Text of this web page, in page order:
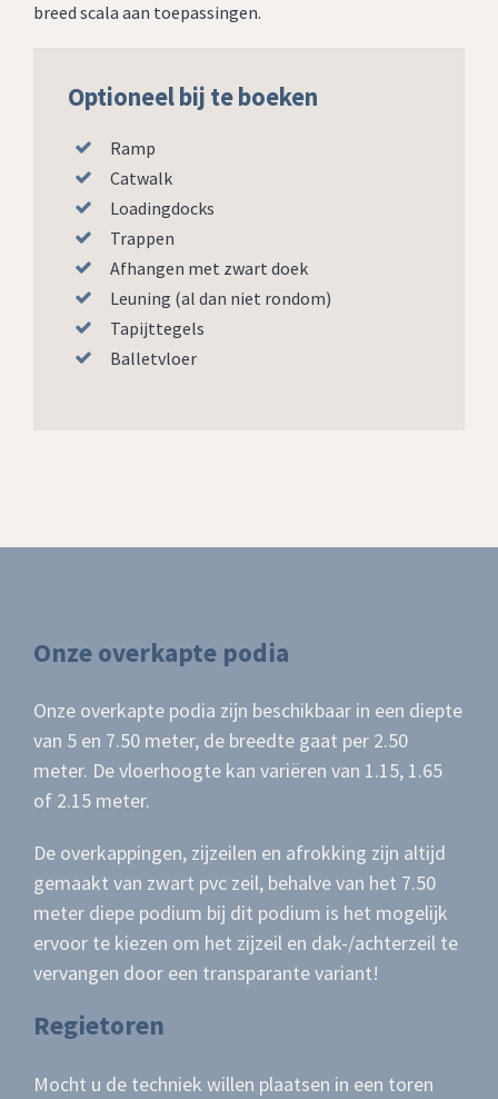
breed scala aan toepassingen.
Optioneel bij te boeken
Ramp
Catwalk
Loadingdocks
Trappen
Afhangen met zwart doek
Leuning (al dan niet rondom)
Tapijttegels
Balletvloer
Onze overkapte podia
Onze overkapte podia zijn beschikbaar in een diepte
van 5 en 7.50 meter, de breedte gaat per 2.50
meter. De vloerhoogte kan variëren van 1.15, 1.65
of 2.15 meter.
De overkappingen, zijzeilen en afrokking zijn altijd
gemaakt van zwart pvc zeil, behalve van het 7.50
meter diepe podium bij dit podium is het mogelijk
ervoor te kiezen om het zijzeil en dak-/achterzeil te
vervangen door een transparante variant!
Regietoren
Mocht u de techniek willen plaatsen in een toren